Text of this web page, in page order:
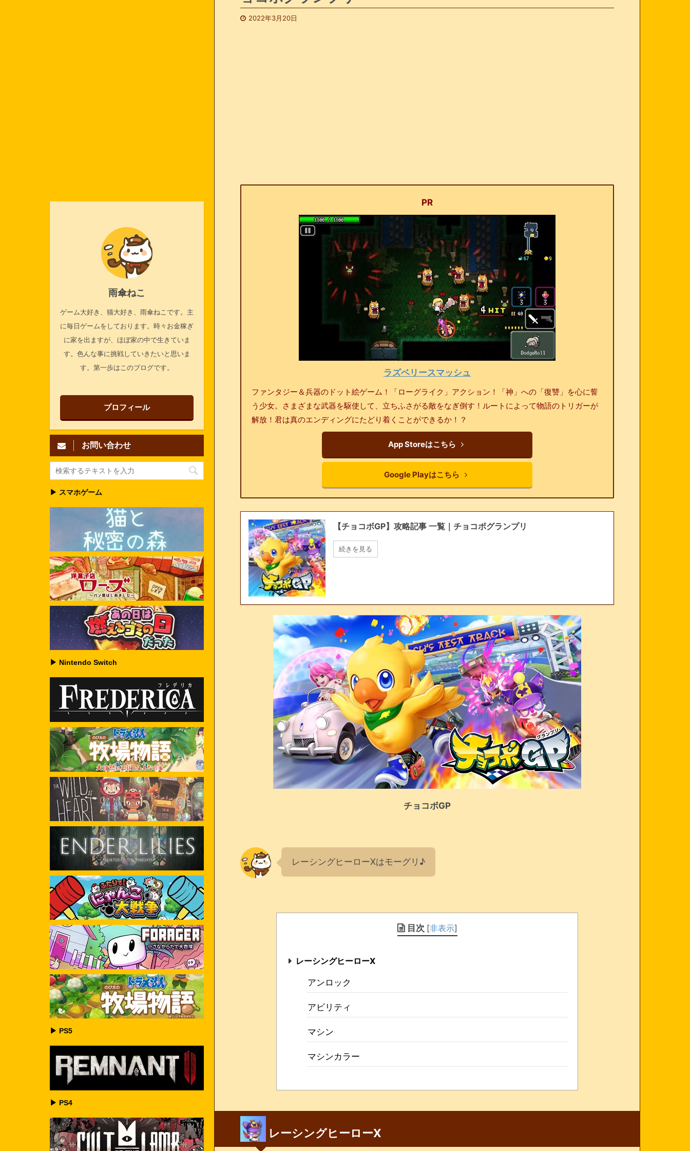
2022年3月20日
PR
ラズベリースマッシュ
ファンタジー＆兵器のドット絵ゲーム！「ローグライク」アクション！「神」への「復讐」を心に誓
う少女。さまざまな武器を駆使して、立ちふさがる敵をなぎ倒す！ルートによって物語のトリガーが
解放！君は真のエンディングにたどり着くことができるか！？
App Storeはこちら
Google Playはこちら
【チョコボGP】攻略記事 一覧｜チョコボグランプリ
続きを見る
チョコボGP
レーシングヒーローXはモーグリ♪
目次 [非表示]
レーシングヒーローX
アンロック
アビリティ
マシン
マシンカラー
レーシングヒーローX
雨傘ねこ
ゲーム大好き、猫大好き、雨傘ねこです。主
に毎日ゲームをしております。時々お金稼ぎ
に家を出ますが、ほぼ家の中で生きていま
す。色んな事に挑戦していきたいと思いま
す。第一歩はこのブログです。
プロフィール
お問い合わせ
▶ スマホゲーム
▶ Nintendo Switch
▶ PS5
▶ PS4